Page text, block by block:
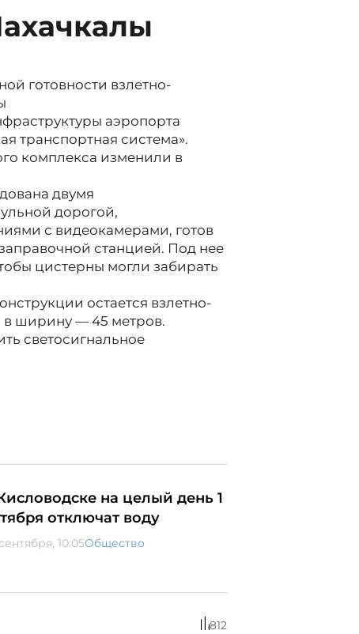
готовности взлетно-
аэропорта
транспортная система».
комплекса изменили в
двумя
дорогой,
с видеокамерами, готов
станцией. Под нее
цистерны могли забирать
остается взлетно-
в ширину — 45 метров.
светосигнальное
на целый день 1
отключат воду
10:05Общество
812